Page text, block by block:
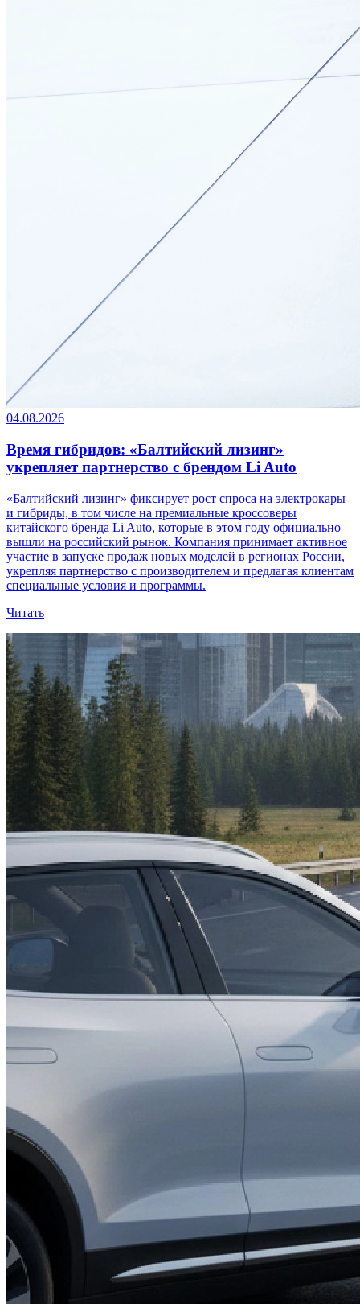
04.08.2026
Время гибридов: «Балтийский лизинг»
укрепляет партнерство с брендом Li Auto
«Балтийский лизинг» фиксирует рост спроса на электрокары
и гибриды, в том числе на премиальные кроссоверы
китайского бренда Li Auto, которые в этом году официально
вышли на российский рынок. Компания принимает активное
участие в запуске продаж новых моделей в регионах России,
укрепляя партнерство с производителем и предлагая клиентам
специальные условия и программы.
Читать